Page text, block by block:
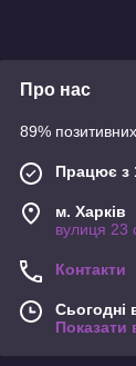
Про нас
89% позитивних
Працює з
м. Харків
вулиця 23
Контакти
Сьогодні
Показати